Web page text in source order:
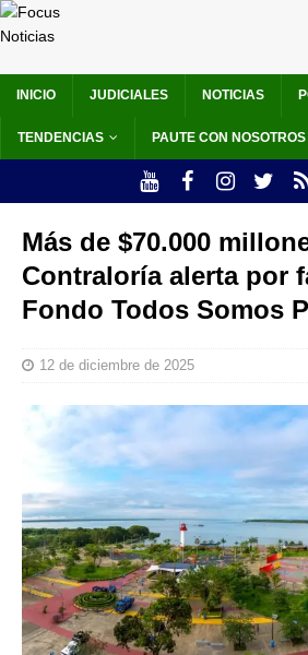
INICIO JUDICIALES NOTICIAS
TENDENCIAS PAUTE CON NOSOTROS
Más de $70.000
Contraloría alerta por
Fondo Todos Somos
12 de diciembre de 2025